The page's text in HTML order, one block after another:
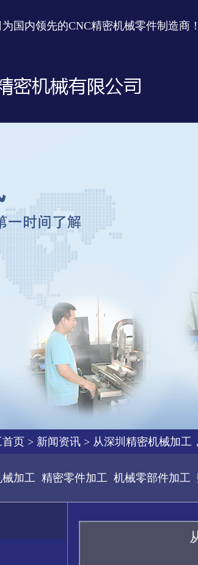
国内领先的CNC精密机械零件制造商！
页 > 新闻资讯 > 从深圳精密机械加工
加工 精密零件加工 机械零部件加工